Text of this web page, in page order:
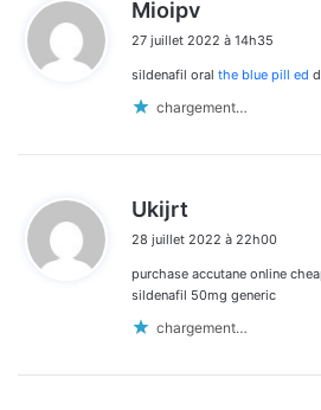
Mioipv
t
27 juillet 2022 à 14h35
sildenafil oral the blue pill ed
chargement…
Ukijrt
t
28 juillet 2022 à 22h00
purchase accutane online
sildenafil 50mg generic
chargement…